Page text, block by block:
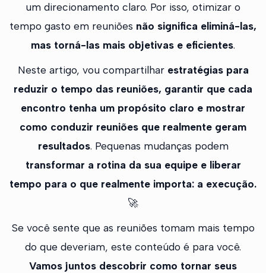
um direcionamento claro. Por isso, otimizar o
tempo gasto em reuniões não significa eliminá-las,
mas torná-las mais objetivas e eficientes.
Neste artigo, vou compartilhar estratégias para
reduzir o tempo das reuniões, garantir que cada
encontro tenha um propósito claro e mostrar
como conduzir reuniões que realmente geram
resultados. Pequenas mudanças podem
transformar a rotina da sua equipe e liberar
tempo para o que realmente importa: a execução.
🚀
Se você sente que as reuniões tomam mais tempo
do que deveriam, este conteúdo é para você.
Vamos juntos descobrir como tornar seus